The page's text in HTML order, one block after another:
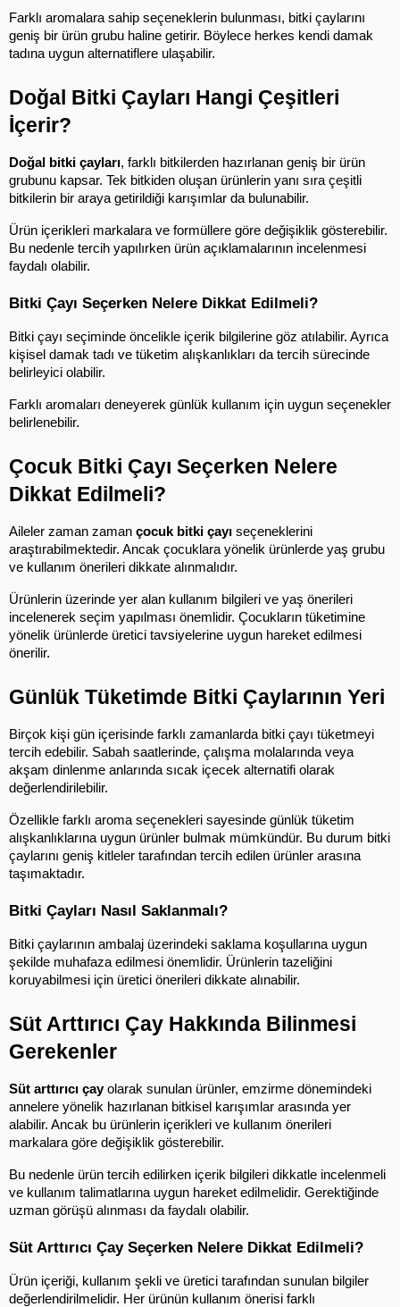
Farklı aromalara sahip seçeneklerin bulunması, bitki çaylarını
geniş bir ürün grubu haline getirir. Böylece herkes kendi damak
tadına uygun alternatiflere ulaşabilir.
Doğal Bitki Çayları Hangi Çeşitleri
İçerir?
Doğal bitki çayları, farklı bitkilerden hazırlanan geniş bir ürün
grubunu kapsar. Tek bitkiden oluşan ürünlerin yanı sıra çeşitli
bitkilerin bir araya getirildiği karışımlar da bulunabilir.
Ürün içerikleri markalara ve formüllere göre değişiklik gösterebilir.
Bu nedenle tercih yapılırken ürün açıklamalarının incelenmesi
faydalı olabilir.
Bitki Çayı Seçerken Nelere Dikkat Edilmeli?
Bitki çayı seçiminde öncelikle içerik bilgilerine göz atılabilir. Ayrıca
kişisel damak tadı ve tüketim alışkanlıkları da tercih sürecinde
belirleyici olabilir.
Farklı aromaları deneyerek günlük kullanım için uygun seçenekler
belirlenebilir.
Çocuk Bitki Çayı Seçerken Nelere
Dikkat Edilmeli?
Aileler zaman zaman çocuk bitki çayı seçeneklerini
araştırabilmektedir. Ancak çocuklara yönelik ürünlerde yaş grubu
ve kullanım önerileri dikkate alınmalıdır.
Ürünlerin üzerinde yer alan kullanım bilgileri ve yaş önerileri
incelenerek seçim yapılması önemlidir. Çocukların tüketimine
yönelik ürünlerde üretici tavsiyelerine uygun hareket edilmesi
önerilir.
Günlük Tüketimde Bitki Çaylarının Yeri
Birçok kişi gün içerisinde farklı zamanlarda bitki çayı tüketmeyi
tercih edebilir. Sabah saatlerinde, çalışma molalarında veya
akşam dinlenme anlarında sıcak içecek alternatifi olarak
değerlendirilebilir.
Özellikle farklı aroma seçenekleri sayesinde günlük tüketim
alışkanlıklarına uygun ürünler bulmak mümkündür. Bu durum bitki
çaylarını geniş kitleler tarafından tercih edilen ürünler arasına
taşımaktadır.
Bitki Çayları Nasıl Saklanmalı?
Bitki çaylarının ambalaj üzerindeki saklama koşullarına uygun
şekilde muhafaza edilmesi önemlidir. Ürünlerin tazeliğini
koruyabilmesi için üretici önerileri dikkate alınabilir.
Süt Arttırıcı Çay Hakkında Bilinmesi
Gerekenler
Süt arttırıcı çay olarak sunulan ürünler, emzirme dönemindeki
annelere yönelik hazırlanan bitkisel karışımlar arasında yer
alabilir. Ancak bu ürünlerin içerikleri ve kullanım önerileri
markalara göre değişiklik gösterebilir.
Bu nedenle ürün tercih edilirken içerik bilgileri dikkatle incelenmeli
ve kullanım talimatlarına uygun hareket edilmelidir. Gerektiğinde
uzman görüşü alınması da faydalı olabilir.
Süt Arttırıcı Çay Seçerken Nelere Dikkat Edilmeli?
Ürün içeriği, kullanım şekli ve üretici tarafından sunulan bilgiler
değerlendirilmelidir. Her ürünün kullanım önerisi farklı